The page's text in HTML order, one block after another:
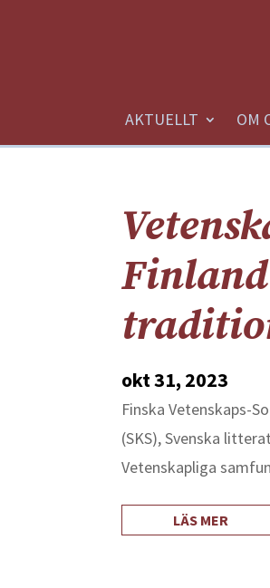
AKTUELLT OM
okt 31, 2023
Finska Vetenskaps-
(SKS), Svenska
Vetenskapliga
LÄS MER